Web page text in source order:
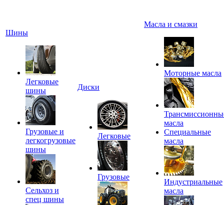
Шины
Легковые
шины
Грузовые и
легкогрузовые
шины
Сельхоз и
спец шины
Диски
Легковые
Грузовые
Масла и смазки
Моторные масла
масла
Специальные
масла
Индустриальные
масла